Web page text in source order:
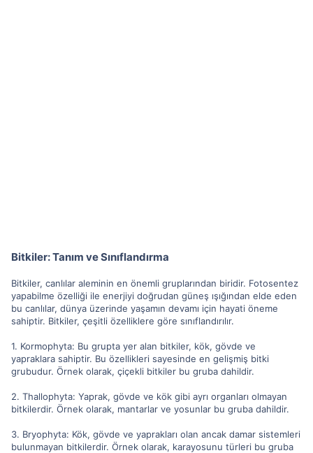
Bitkiler: Tanım ve Sınıflandırma
Bitkiler, canlılar aleminin en önemli gruplarından biridir. Fotosentez
yapabilme özelliği ile enerjiyi doğrudan güneş ışığından elde eden
bu canlılar, dünya üzerinde yaşamın devamı için hayati öneme
sahiptir. Bitkiler, çeşitli özelliklere göre sınıflandırılır.
1. Kormophyta: Bu grupta yer alan bitkiler, kök, gövde ve
yapraklara sahiptir. Bu özellikleri sayesinde en gelişmiş bitki
grubudur. Örnek olarak, çiçekli bitkiler bu gruba dahildir.
2. Thallophyta: Yaprak, gövde ve kök gibi ayrı organları olmayan
bitkilerdir. Örnek olarak, mantarlar ve yosunlar bu gruba dahildir.
3. Bryophyta: Kök, gövde ve yaprakları olan ancak damar sistemleri
bulunmayan bitkilerdir. Örnek olarak, karayosunu türleri bu gruba